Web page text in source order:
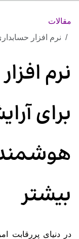
مقالات
نرم افزار
نرم
برای
بیشتر
در دنیای پررقابت